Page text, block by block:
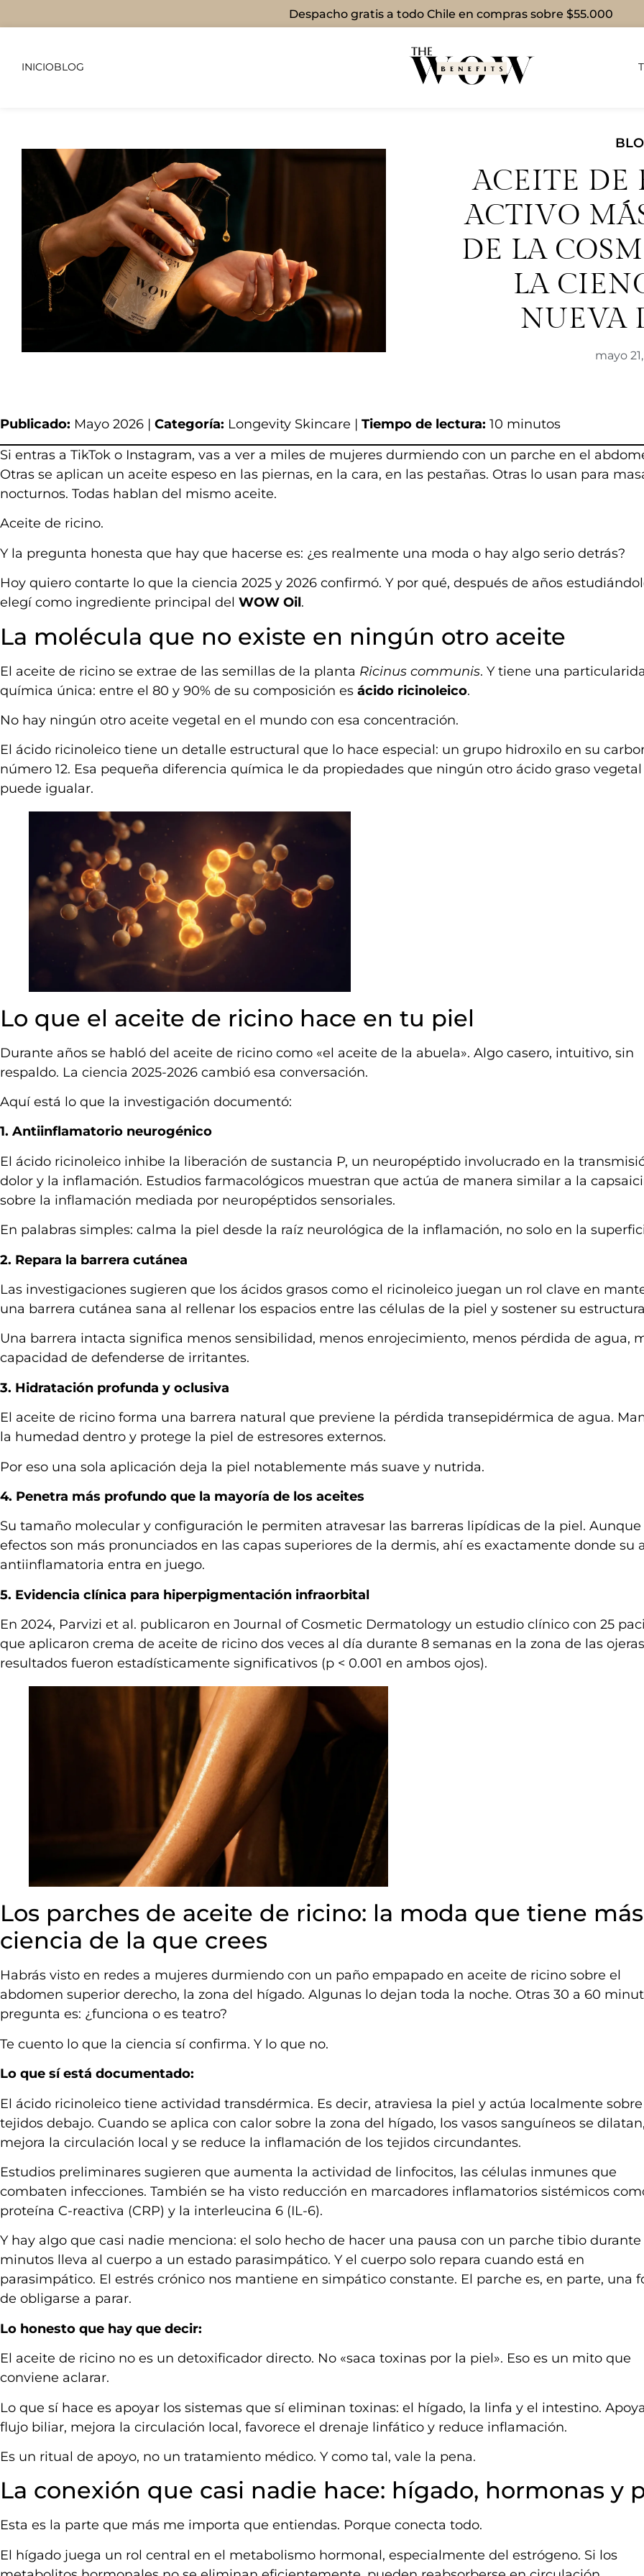
Despacho gratis a todo Chile en compras sobre $55.000
INICIOBLOG
ACEITE DE
ACTIVO
DE LA
LA
NUEVA
mayo
Publicado: Mayo 2026 | Categoría: Longevity Skincare | Tiempo de lectura: 10 minutos
Si entras a TikTok o Instagram, vas a ver a miles de mujeres durmiendo con un parche en el
Otras se aplican un aceite espeso en las piernas, en la cara, en las pestañas. Otras lo usan para
nocturnos. Todas hablan del mismo aceite.
Aceite de ricino.
Y la pregunta honesta que hay que hacerse es: ¿es realmente una moda o hay algo serio detrás?
Hoy quiero contarte lo que la ciencia 2025 y 2026 confirmó. Y por qué, después de años
elegí como ingrediente principal del WOW Oil.
La molécula que no existe en ningún otro aceite
El aceite de ricino se extrae de las semillas de la planta Ricinus communis. Y tiene una
química única: entre el 80 y 90% de su composición es ácido ricinoleico.
No hay ningún otro aceite vegetal en el mundo con esa concentración.
El ácido ricinoleico tiene un detalle estructural que lo hace especial: un grupo hidroxilo en su
número 12. Esa pequeña diferencia química le da propiedades que ningún otro ácido graso vegetal
puede igualar.
Lo que el aceite de ricino hace en tu piel
Durante años se habló del aceite de ricino como «el aceite de la abuela». Algo casero, intuitivo, sin
respaldo. La ciencia 2025-2026 cambió esa conversación.
Aquí está lo que la investigación documentó:
1. Antiinflamatorio neurogénico
El ácido ricinoleico inhibe la liberación de sustancia P, un neuropéptido involucrado en la
dolor y la inflamación. Estudios farmacológicos muestran que actúa de manera similar a la
sobre la inflamación mediada por neuropéptidos sensoriales.
En palabras simples: calma la piel desde la raíz neurológica de la inflamación, no solo en la
2. Repara la barrera cutánea
Las investigaciones sugieren que los ácidos grasos como el ricinoleico juegan un rol clave en
una barrera cutánea sana al rellenar los espacios entre las células de la piel y sostener su
Una barrera intacta significa menos sensibilidad, menos enrojecimiento, menos pérdida de agua,
capacidad de defenderse de irritantes.
3. Hidratación profunda y oclusiva
El aceite de ricino forma una barrera natural que previene la pérdida transepidérmica de agua.
la humedad dentro y protege la piel de estresores externos.
Por eso una sola aplicación deja la piel notablemente más suave y nutrida.
4. Penetra más profundo que la mayoría de los aceites
Su tamaño molecular y configuración le permiten atravesar las barreras lipídicas de la piel. Aunque
efectos son más pronunciados en las capas superiores de la dermis, ahí es exactamente donde su
antiinflamatoria entra en juego.
5. Evidencia clínica para hiperpigmentación infraorbital
En 2024, Parvizi et al. publicaron en Journal of Cosmetic Dermatology un estudio clínico con 25
que aplicaron crema de aceite de ricino dos veces al día durante 8 semanas en la zona de las
resultados fueron estadísticamente significativos (p < 0.001 en ambos ojos).
Los parches de aceite de ricino: la moda que tiene más
ciencia de la que crees
Habrás visto en redes a mujeres durmiendo con un paño empapado en aceite de ricino sobre el
abdomen superior derecho, la zona del hígado. Algunas lo dejan toda la noche. Otras 30 a 60
pregunta es: ¿funciona o es teatro?
Te cuento lo que la ciencia sí confirma. Y lo que no.
Lo que sí está documentado:
El ácido ricinoleico tiene actividad transdérmica. Es decir, atraviesa la piel y actúa localmente
tejidos debajo. Cuando se aplica con calor sobre la zona del hígado, los vasos sanguíneos se dilatan,
mejora la circulación local y se reduce la inflamación de los tejidos circundantes.
Estudios preliminares sugieren que aumenta la actividad de linfocitos, las células inmunes que
combaten infecciones. También se ha visto reducción en marcadores inflamatorios sistémicos
proteína C-reactiva (CRP) y la interleucina 6 (IL-6).
Y hay algo que casi nadie menciona: el solo hecho de hacer una pausa con un parche tibio durante
minutos lleva al cuerpo a un estado parasimpático. Y el cuerpo solo repara cuando está en
parasimpático. El estrés crónico nos mantiene en simpático constante. El parche es, en parte, una
de obligarse a parar.
Lo honesto que hay que decir:
El aceite de ricino no es un detoxificador directo. No «saca toxinas por la piel». Eso es un mito que
conviene aclarar.
Lo que sí hace es apoyar los sistemas que sí eliminan toxinas: el hígado, la linfa y el intestino.
flujo biliar, mejora la circulación local, favorece el drenaje linfático y reduce inflamación.
Es un ritual de apoyo, no un tratamiento médico. Y como tal, vale la pena.
La conexión que casi nadie hace: hígado, hormonas y
Esta es la parte que más me importa que entiendas. Porque conecta todo.
El hígado juega un rol central en el metabolismo hormonal, especialmente del estrógeno. Si los